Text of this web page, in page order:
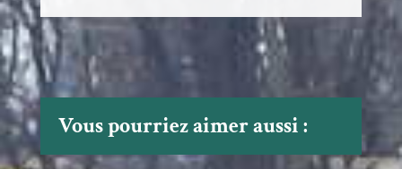
Vous pourriez aimer aussi :